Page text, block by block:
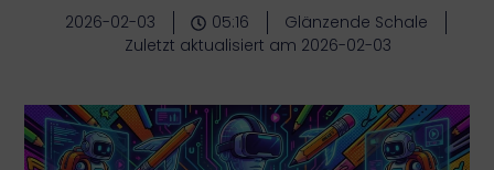
2026-02-03 05:16
Glänzende Schale
Zuletzt aktualisiert am 2026-02-03